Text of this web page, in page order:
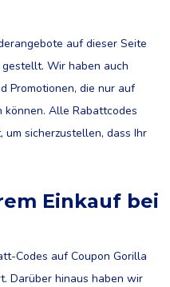
auf dieser Seite
Wir haben auch
Promotionen, die nur auf
Alle Rabattcodes
sicherzustellen, dass Ihr
Einkauf bei
Codes auf Coupon Gorilla
Darüber hinaus haben wir